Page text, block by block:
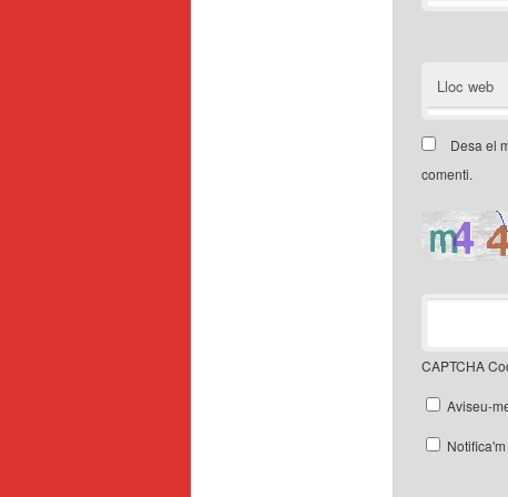
Lloc web
Desa el
comenti.
CAPTCHA
Aviseu-